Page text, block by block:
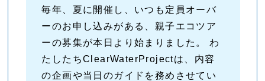
毎年、夏に開催し、いつも定員オーバ
ーのお申し込みがある、親子エコツア
ーの募集が本日より始まりました。 わ
たしたちClearWaterProjectは、内容
の企画や当日のガイドを務めさせてい